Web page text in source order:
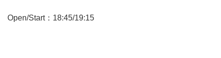
Open/Start：18:45/19:15